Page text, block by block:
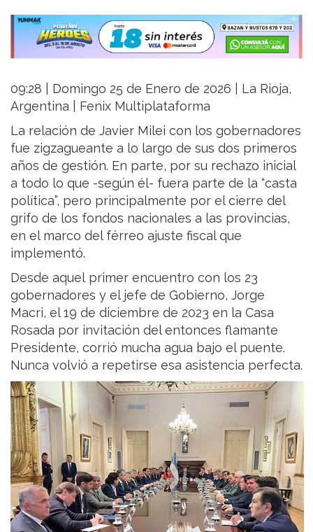
09:28 | Domingo 25 de Enero de 2026 | La Rioja,
Argentina | Fenix Multiplataforma
La relación de Javier Milei con los gobernadores
fue zigzagueante a lo largo de sus dos primeros
años de gestión. En parte, por su rechazo inicial
a todo lo que -según él- fuera parte de la “casta
política”, pero principalmente por el cierre del
grifo de los fondos nacionales a las provincias,
en el marco del férreo ajuste fiscal que
implementó.
Desde aquel primer encuentro con los 23
gobernadores y el jefe de Gobierno, Jorge
Macri, el 19 de diciembre de 2023 en la Casa
Rosada por invitación del entonces flamante
Presidente, corrió mucha agua bajo el puente.
Nunca volvió a repetirse esa asistencia perfecta.